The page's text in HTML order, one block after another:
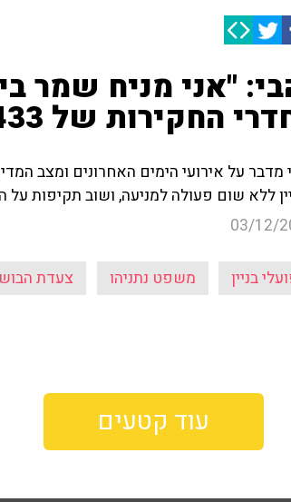
"אני מניח שמר
החקירות של 433"
מדבר על אירועי הימים האחרונים ומצב
ללא שום פעולה למניעה, ושוב תקיפות
03/12/
בניין משפט נתניהו צעדת
עוד קטעים